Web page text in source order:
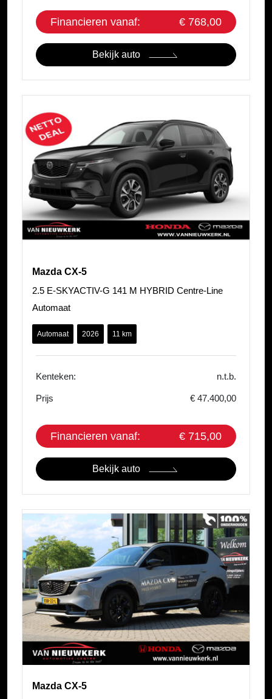
Financieren vanaf: € 768,00
Bekijk auto
Mazda CX-5
2.5 E-SKYACTIV-G 141 M HYBRID Centre-Line
Automaat
Automaat 2026 11 km
Kenteken: n.t.b.
Prijs € 47.400,00
Financieren vanaf: € 715,00
Bekijk auto
Mazda CX-5